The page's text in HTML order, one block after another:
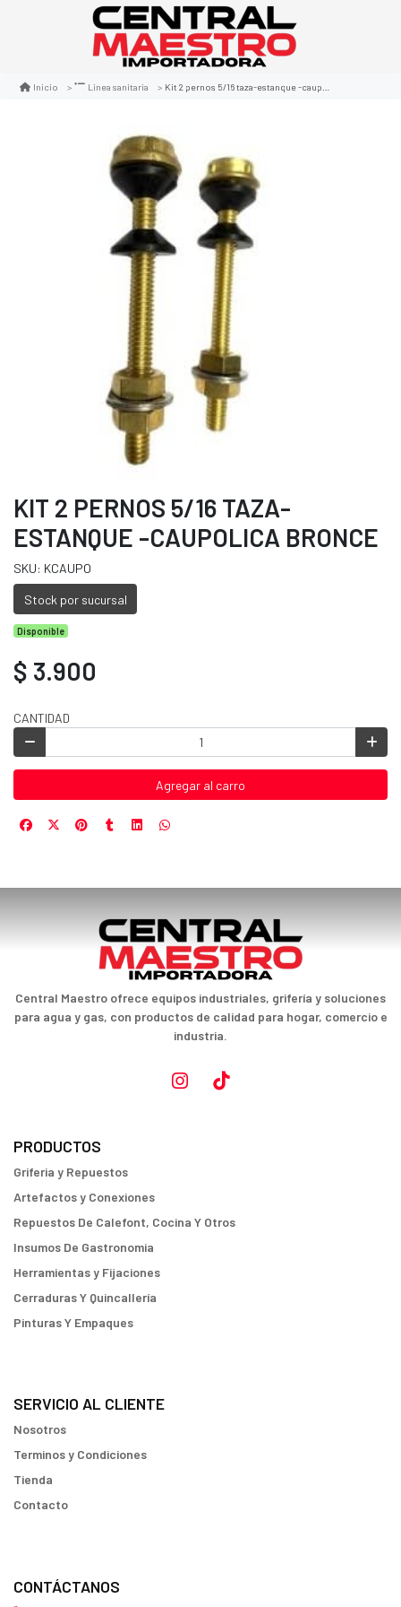
Inicio Linea sanitaria Kit 2 pernos 5/16 taza-estanque -caupolica bronce
KIT 2 PERNOS 5/16 TAZA-
ESTANQUE -CAUPOLICA BRONCE
SKU: KCAUPO
Stock por sucursal
Disponible
$ 3.900
CANTIDAD
Agregar al carro
Central Maestro ofrece equipos industriales, grifería y soluciones
para agua y gas, con productos de calidad para hogar, comercio e
industria.
PRODUCTOS
Griferia y Repuestos
Artefactos y Conexiones
Repuestos De Calefont, Cocina Y Otros
Insumos De Gastronomia
Herramientas y Fijaciones
Cerraduras Y Quincallería
Pinturas Y Empaques
SERVICIO AL CLIENTE
Nosotros
Terminos y Condiciones
Tienda
Contacto
CONTÁCTANOS